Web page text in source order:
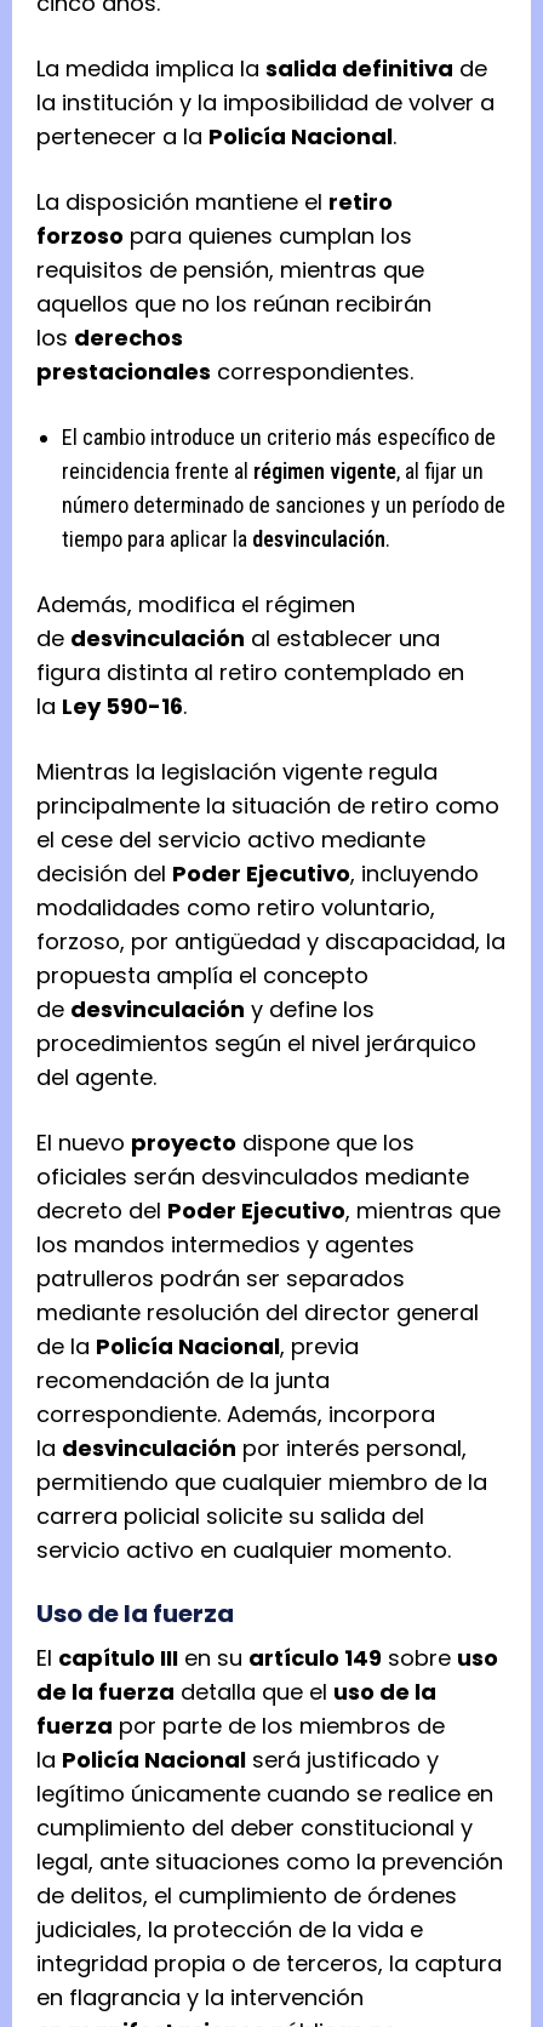
La medida implica la salida definitiva de
la institución y la imposibilidad de volver a
pertenecer a la Policía Nacional.
La disposición mantiene el retiro
forzoso para quienes cumplan los
requisitos de pensión, mientras que
aquellos que no los reúnan recibirán
los derechos
prestacionales correspondientes.
El cambio introduce un criterio más específico de
reincidencia frente al régimen vigente, al fijar un
número determinado de sanciones y un período de
tiempo para aplicar la desvinculación.
Además, modifica el régimen
de desvinculación al establecer una
figura distinta al retiro contemplado en
la Ley 590-16.
Mientras la legislación vigente regula
principalmente la situación de retiro como
el cese del servicio activo mediante
decisión del Poder Ejecutivo, incluyendo
modalidades como retiro voluntario,
forzoso, por antigüedad y discapacidad, la
propuesta amplía el concepto
de desvinculación y define los
procedimientos según el nivel jerárquico
del agente.
El nuevo proyecto dispone que los
oficiales serán desvinculados mediante
decreto del Poder Ejecutivo, mientras que
los mandos intermedios y agentes
patrulleros podrán ser separados
mediante resolución del director general
de la Policía Nacional, previa
recomendación de la junta
correspondiente. Además, incorpora
la desvinculación por interés personal,
permitiendo que cualquier miembro de la
carrera policial solicite su salida del
servicio activo en cualquier momento.
Uso de la fuerza
El capítulo III en su artículo 149 sobre uso
de la fuerza detalla que el uso de la
fuerza por parte de los miembros de
la Policía Nacional será justificado y
legítimo únicamente cuando se realice en
cumplimiento del deber constitucional y
legal, ante situaciones como la prevención
de delitos, el cumplimiento de órdenes
judiciales, la protección de la vida e
integridad propia o de terceros, la captura
en flagrancia y la intervención